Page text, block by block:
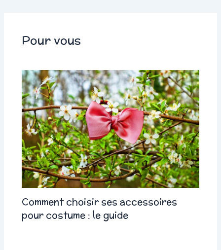
Pour vous
Comment choisir ses accessoires
pour costume : le guide